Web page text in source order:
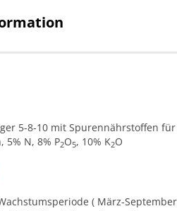
5-8-10 mit Spurennährstoffen
N, 8% P2O5, 10% K2O
( März-